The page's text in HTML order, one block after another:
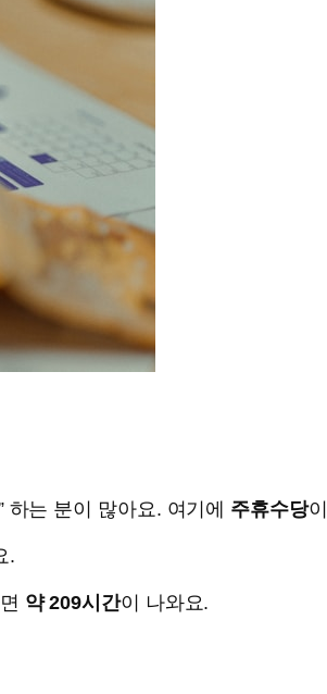
하는 분이 많아요. 여기에 주휴수당
.
약 209시간이 나와요.